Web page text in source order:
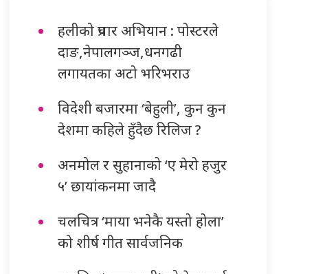
हलीको प्रचार अभियान : पोस्टरले
दाङ,नेपालगञ्ज,धनगढी
लगायतका अटो भरिभराउ
विदेशी बजारमा ‘बेहुली’, कुन कुन
देशमा कहिले हुँदैछ रिलिज ?
अनमोल र सुहानाको ‘ए मेरो हजुर
५’ छायांकनमा जादै
चलचित्र ‘माया भनेकै यस्तो होला’
को शीर्ष गीत सार्वजनिक